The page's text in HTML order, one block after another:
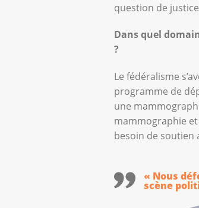
question de
Dans quel
?
Le fédéralisme
programme de
une
mammographie
besoin de soutien
« Nous
scène